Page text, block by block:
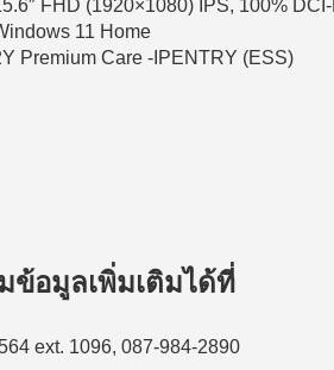
FHD (1920×1080) IPS, 100%
11 Home
Premium Care -IPENTRY (ESS)
ข้อมูลเพิ่มเติมได้ที่
ext. 1096, 087-984-2890